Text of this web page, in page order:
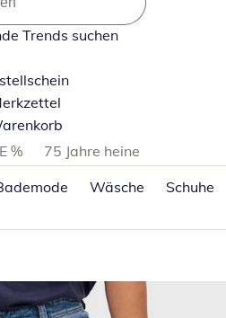
Trends suchen
%
75 Jahre heine
Wäsche Schuhe